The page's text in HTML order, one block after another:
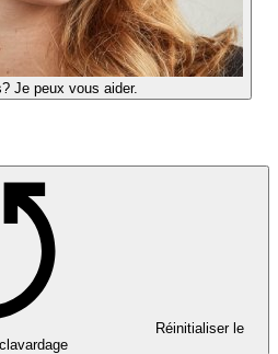
Je peux vous aider.
Réinitialiser le
clavardage